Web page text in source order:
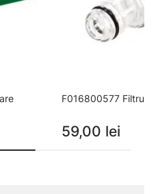
F016800577 Filtru
59,00 lei